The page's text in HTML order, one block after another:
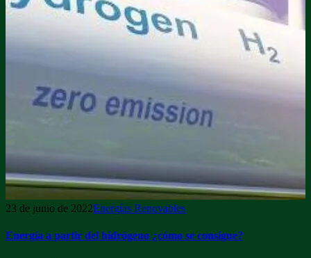
23 de junio de 2022Energías Renovables
Energía a partir del hidrógeno ¿cómo se consigue?